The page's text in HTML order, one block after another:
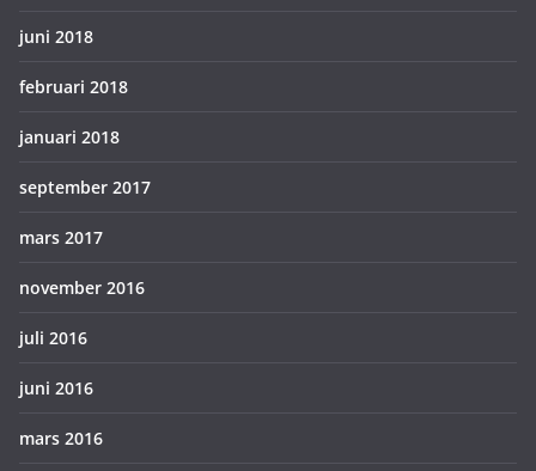
juni 2018
februari 2018
januari 2018
september 2017
mars 2017
november 2016
juli 2016
juni 2016
mars 2016